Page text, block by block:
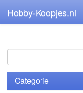
Hobby-Koopjes.nl
Categorie